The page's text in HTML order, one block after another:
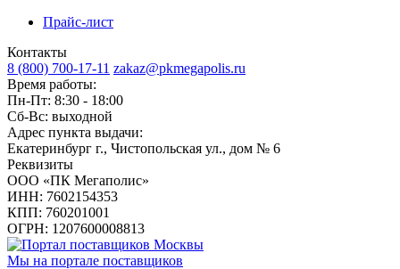
Прайс-лист
Контакты
8 (800) 700-17-11 zakaz@pkmegapolis.ru
Время работы:
Пн-Пт: 8:30 - 18:00
Сб-Вс: выходной
Адрес пункта выдачи:
Екатеринбург г., Чистопольская ул., дом № 6
Реквизиты
ООО «ПК Мегаполис»
ИНН: 7602154353
КПП: 760201001
ОГРН: 1207600008813
Мы на портале поставщиков